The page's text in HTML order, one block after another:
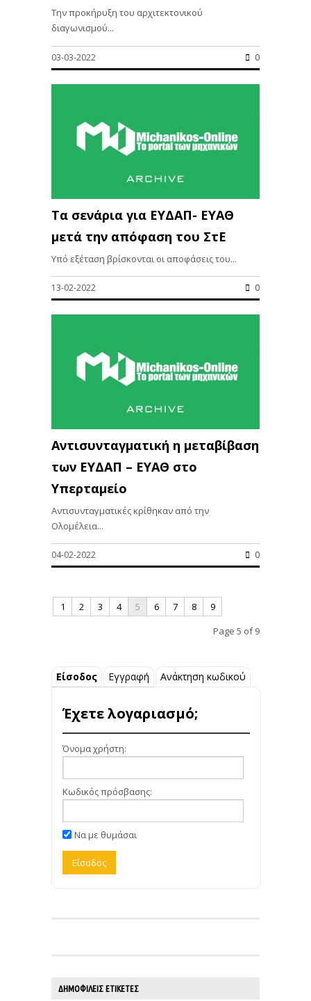
Την προκήρυξη του αρχιτεκτονικού
διαγωνισμού...
03-03-2022 0
Τα σενάρια για ΕΥΔΑΠ- ΕΥΑΘ
μετά την απόφαση του ΣτΕ
Υπό εξέταση βρίσκονται οι αποφάσεις του...
13-02-2022 0
Αντισυνταγματική η μεταβίβαση
των ΕΥΔΑΠ – ΕΥΑΘ στο
Υπερταμείο
Αντισυνταγματικές κρίθηκαν από την
Ολομέλεια...
04-02-2022 0
1 2 3 4 5 6 7 8
9
Page 5 of 9
Είσοδος Εγγραφή Ανάκτηση κωδικού
Έχετε λογαριασμό;
Όνομα χρήστη:
Κωδικός πρόσβασης:
Να με θυμάσαι
ΔΗΜΟΦΙΛΕΊΣ ΕΤΙΚΈΤΕΣ